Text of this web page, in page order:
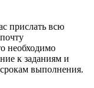
прислать всю
необходимо
к заданиям и
выполнения.